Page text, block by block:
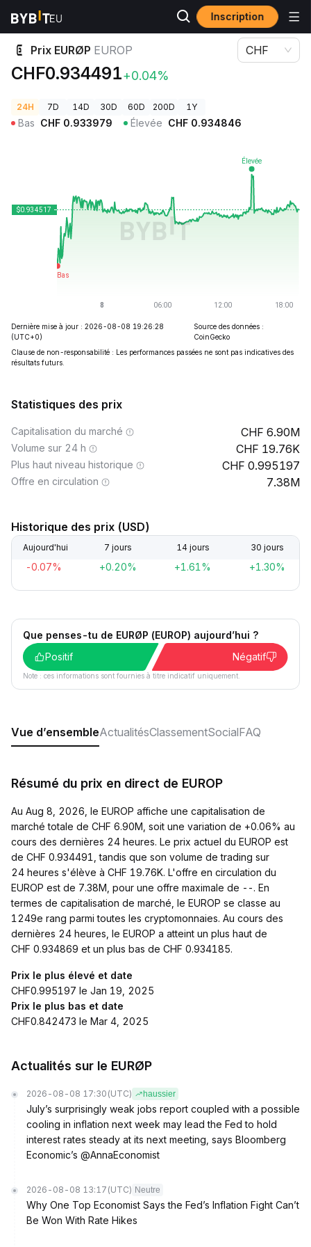
Inscription
Prix des cryptos
Prix EURØP EUROP
CHF0.934491+0.04%
CHF
24H 7D 14D 30D 60D 200D 1Y
Bas CHF 0.933979 Élevée CHF 0.934846
Dernière mise à jour : 2026-08-08 19:26:28
(UTC+0)
Source des données :
CoinGecko
Clause de non-responsabilité : Les performances passées ne sont pas indicatives des
résultats futurs.
Statistiques des prix
Capitalisation du marché 6.90M
Volume sur 24 h 19.76K
Plus haut niveau historique 0.995197
Offre en circulation 7.38M
Historique des prix (USD)
Aujourd'hui 7 jours 14 jours 30 jours
-0.07% +0.20% +1.61% +1.30%
Que penses-tu de EURØP (EUROP) aujourd’hui ?
Positif
Négatif
Note : ces informations sont fournies à titre indicatif uniquement.
Vue d’ensembleActualitésClassementSocialFAQ
Résumé du prix en direct de EUROP
Au Aug 8, 2026, le EUROP affiche une capitalisation de
marché totale de CHF 6.90M, soit une variation de +0.06% au
cours des dernières 24 heures. Le prix actuel du EUROP est
de CHF 0.934491, tandis que son volume de trading sur
24 heures s'élève à CHF 19.76K. L'offre en circulation du
EUROP est de 7.38M, pour une offre maximale de --. En
termes de capitalisation de marché, le EUROP se classe au
1249e rang parmi toutes les cryptomonnaies. Au cours des
dernières 24 heures, le EUROP a atteint un plus haut de
CHF 0.934869 et un plus bas de CHF 0.934185.
Prix le plus élevé et date
CHF0.995197 le Jan 19, 2025
Prix le plus bas et date
CHF0.842473 le Mar 4, 2025
Actualités sur le EURØP
2026-08-08 17:30 (UTC) haussier
July’s surprisingly weak jobs report coupled with a possible
cooling in inflation next week may lead the Fed to hold
interest rates steady at its next meeting, says Bloomberg
Economic’s @AnnaEconomist
2026-08-08 13:17 (UTC) Neutre
Why One Top Economist Says the Fed’s Inflation Fight Can’t
Be Won With Rate Hikes